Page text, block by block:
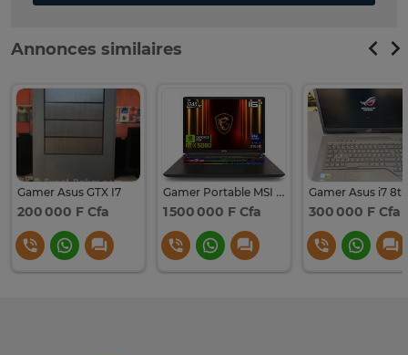
Annonces similaires
Gamer Asus GTX I7
200 000 F Cfa
Gamer Portable MSI intel core ultra 9
1 500 000 F Cfa 300 000 F Cfa